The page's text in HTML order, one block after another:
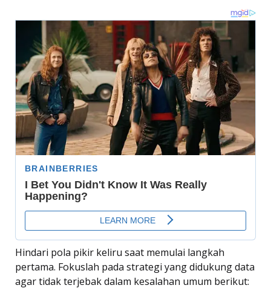
Hindari pola pikir keliru saat memulai langkah
pertama. Fokuslah pada strategi yang didukung data
agar tidak terjebak dalam kesalahan umum berikut: